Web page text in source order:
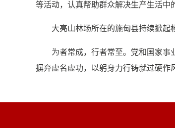
等活动，认真帮助群众解决生产生活中
大亮山林场所在的施甸县持续掀起杨
为者常成，行者常至。党和国家事业
摒弃虚名虚功，以躬身力行铸就过硬作